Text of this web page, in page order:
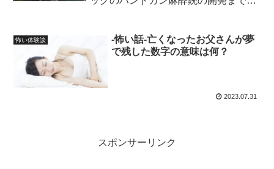
怖い体験談
-怖い話-亡くなったお父さんが夢
で残した数字の意味は何？
2023.07.31
スポンサーリンク